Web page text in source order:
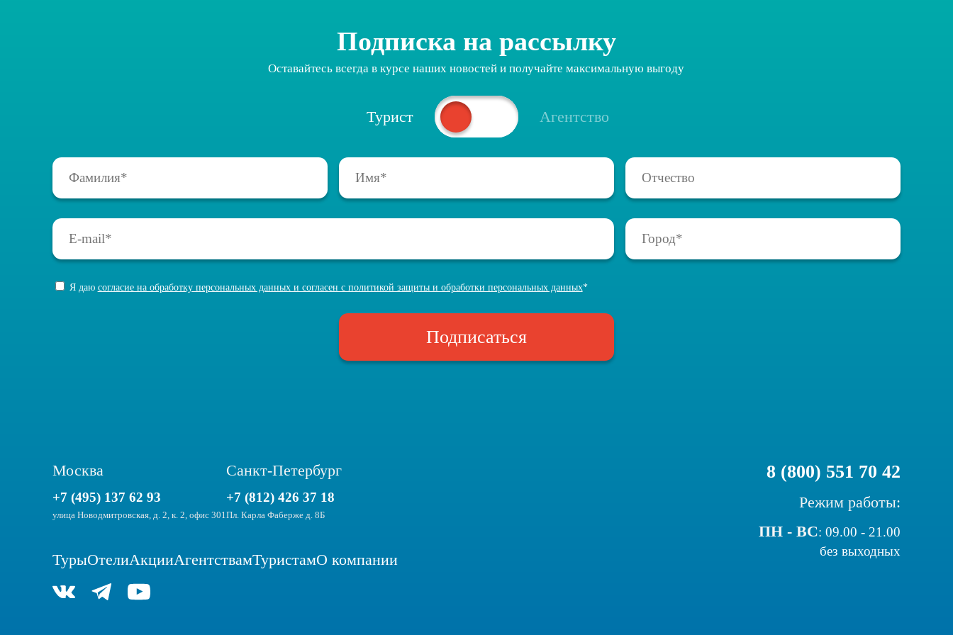
Правила бронирования
Условия работы с пакетами Dynamic Promo
Бонусная программа
FIT Запрос на индивидуальный расчет
Запрос в юридический отдел
Подписка на рассылку
Оставайтесь всегда в курсе наших новостей и получайте максимальную выгоду
Турист Агентство
Я даю согласие на обработку персональных данных и согласен с политикой защиты и обработки персональных данных*
Подписаться
Москва
+7 (495) 137 62 93
улица Новодмитровская, д. 2, к. 2, офис 301
Санкт-Петербург
+7 (812) 426 37 18
Пл. Карла Фаберже д. 8Б
ТурыОтелиАкцииАгентствамТуристамО компании
8 (800) 551 70 42
Режим работы:
ПН - ВС:09.00 - 21.00
без выходных